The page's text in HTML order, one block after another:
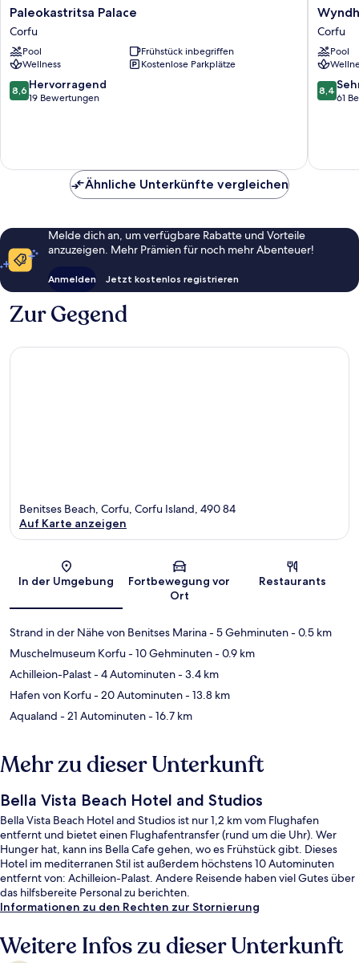
Paleokastritsa
Palace
Corfu
Paleokastritsa Palace
Corfu
Pool
Frühstück inbegriffen
Wellness
Kostenlose Parkplätze
8.6
von
8,6 Hervorragend
19 Bewertungen
Corfu
Acharavi
Corfu
Corfu
Pool
8.4
von
8,4
61
Ähnliche Unterkünfte vergleichen
Melde dich an, um verfügbare Rabatte und Vorteile
anzuzeigen. Mehr Prämien für noch mehr Abenteuer!
Anmelden Jetzt kostenlos registrieren
Zur Gegend
Karte
Benitses Beach, Corfu, Corfu Island, 490 84
Auf Karte anzeigen
In der Umgebung
Fortbewegung vor
Ort
Restaurants
Strand in der Nähe von Benitses Marina- 5 Gehminuten- 0.5 km
Muschelmuseum Korfu- 10 Gehminuten- 0.9 km
Achilleion-Palast- 4 Autominuten- 3.4 km
Hafen von Korfu- 20 Autominuten- 13.8 km
Aqualand - 21 Autominuten- 16.7 km
Mehr zu dieser Unterkunft
Bella Vista Beach Hotel and Studios
Bella Vista Beach Hotel and Studios ist nur 1,2 km vom Flughafen
entfernt und bietet einen Flughafentransfer (rund um die Uhr). Wer
Hunger hat, kann ins Bella Cafe gehen, wo es Frühstück gibt. Dieses
Hotel im mediterranen Stil ist außerdem höchstens 10 Autominuten
entfernt von: Achilleion-Palast. Andere Reisende haben viel Gutes über
das hilfsbereite Personal zu berichten.
Informationen zu den Rechten zur Stornierung
Weitere Infos zu dieser Unterkunft